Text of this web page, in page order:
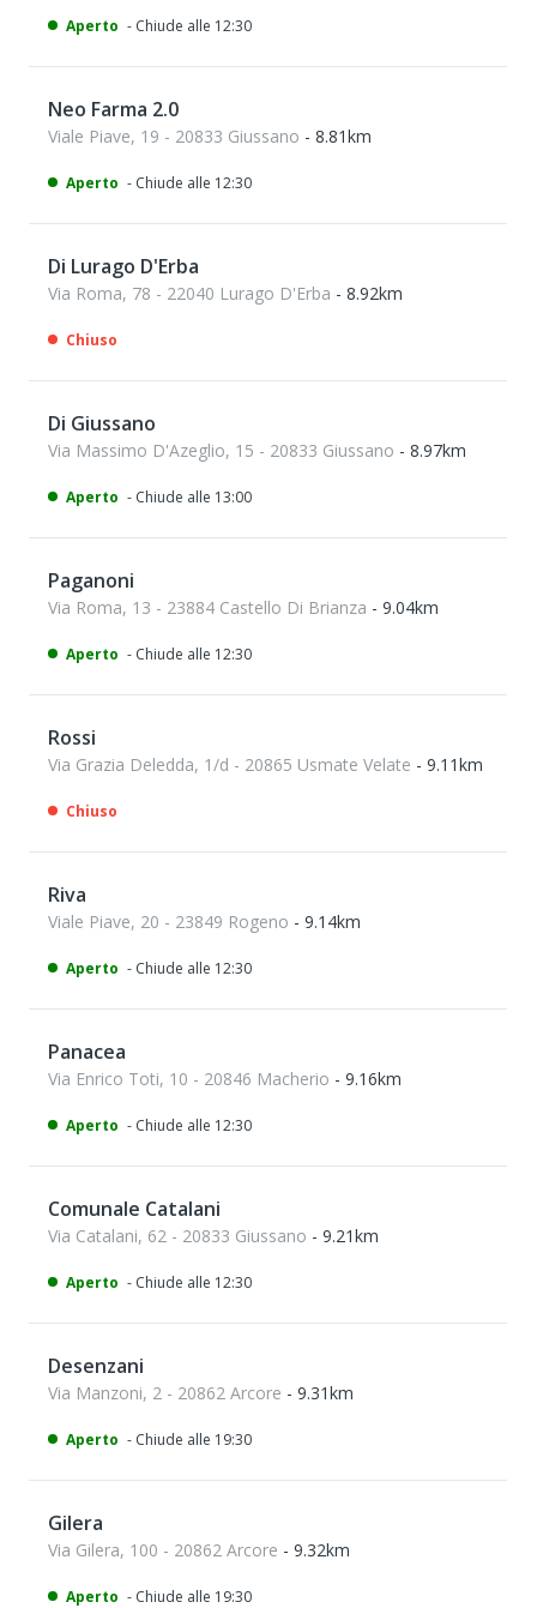
Aperto - Chiude alle 12:30
Neo Farma 2.0
Viale Piave, 19 - 20833 Giussano - 8.81km
Aperto - Chiude alle 12:30
Di Lurago D'Erba
Via Roma, 78 - 22040 Lurago D'Erba - 8.92km
Chiuso
Di Giussano
Via Massimo D'Azeglio, 15 - 20833 Giussano - 8.97km
Aperto - Chiude alle 13:00
Paganoni
Via Roma, 13 - 23884 Castello Di Brianza - 9.04km
Aperto - Chiude alle 12:30
Rossi
Via Grazia Deledda, 1/d - 20865 Usmate Velate - 9.11km
Chiuso
Riva
Viale Piave, 20 - 23849 Rogeno - 9.14km
Aperto - Chiude alle 12:30
Panacea
Via Enrico Toti, 10 - 20846 Macherio - 9.16km
Aperto - Chiude alle 12:30
Comunale Catalani
Via Catalani, 62 - 20833 Giussano - 9.21km
Aperto - Chiude alle 12:30
Desenzani
Via Manzoni, 2 - 20862 Arcore - 9.31km
Aperto - Chiude alle 19:30
Gilera
Via Gilera, 100 - 20862 Arcore - 9.32km
Aperto - Chiude alle 19:30